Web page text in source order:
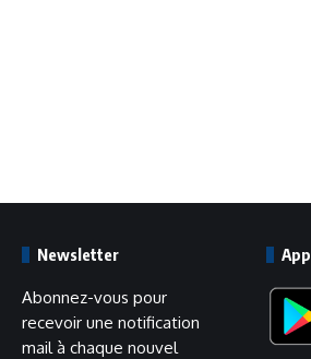
Newsletter
Abonnez-vous pour
recevoir une notification
mail à chaque nouvel